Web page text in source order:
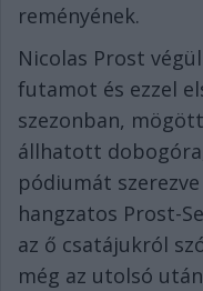
reményének.
Nicolas Prost
futamot és ezzel
szezonban,
állhatott
pódiumát
hangzatos Prost-
az ő csatájukról
még az utolsó